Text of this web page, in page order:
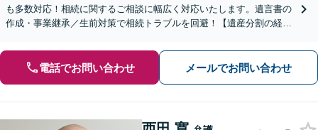
も多数対応！相続に関するご相談に幅広く対応いたします。遺言書の
作成・事業継承／生前対策で相続トラブルを回避！【遺産分割の経験
電話でお問い合わせ メールでお問い合わせ